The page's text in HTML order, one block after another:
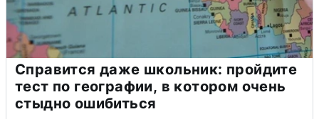
Справится даже школьник: пройдите
тест по географии, в котором очень
стыдно ошибиться